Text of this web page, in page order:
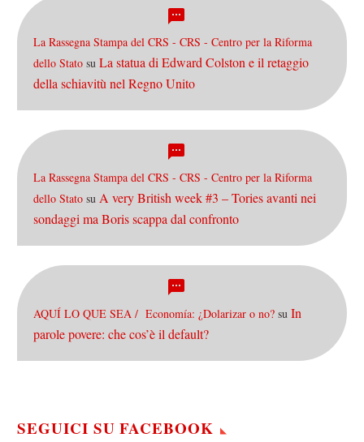
La Rassegna Stampa del CRS - CRS - Centro per la Riforma
dello Stato su La statua di Edward Colston e il retaggio
della schiavitù nel Regno Unito
La Rassegna Stampa del CRS - CRS - Centro per la Riforma
dello Stato su A very British week #3 – Tories avanti nei
sondaggi ma Boris scappa dal confronto
AQUÍ LO QUE SEA / Economía: ¿Dolarizar o no? su In
parole povere: che cos’è il default?
SEGUICI SU FACEBOOK